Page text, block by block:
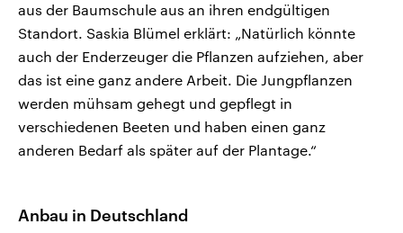
aus der Baumschule aus an ihren endgültigen
Standort. Saskia Blümel erklärt: „Natürlich könnte
auch der Enderzeuger die Pflanzen aufziehen, aber
das ist eine ganz andere Arbeit. Die Jungpflanzen
werden mühsam gehegt und gepflegt in
verschiedenen Beeten und haben einen ganz
anderen Bedarf als später auf der Plantage.“
Anbau in Deutschland